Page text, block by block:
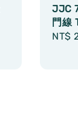
JJC
門線
Sale
NT$